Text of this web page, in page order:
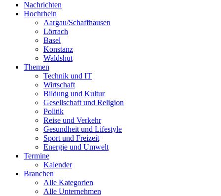
Nachrichten
Hochrhein
Aargau/Schaffhausen
Lörrach
Basel
Konstanz
Waldshut
Themen
Technik und IT
Wirtschaft
Bildung und Kultur
Gesellschaft und Religion
Politik
Reise und Verkehr
Gesundheit und Lifestyle
Sport und Freizeit
Energie und Umwelt
Termine
Kalender
Branchen
Alle Kategorien
Alle Unternehmen